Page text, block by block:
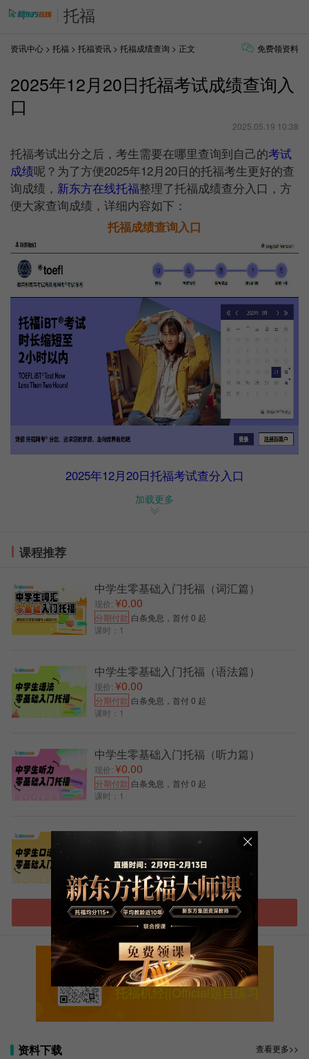
托福
资讯中心 > 托福 > 托福资讯 > 托福成绩查询 > 正文 免费领资料
2025年12月20日托福考试成绩查询入
口
2025.05.19 10:38
托福考试出分之后，考生需要在哪里查询到自己的考试
成绩呢？为了方便2025年12月20日的托福考生更好的查
询成绩， 新东方在线托福整理了托福成绩查分入口，方
便大家查询成绩，详细内容如下：
托福成绩查询入口
2025年12月20日托福考试查分入口
https://toefl.neea.cn/
1、登录教育部托福考试报名网站(https://toefl.neea.cn/)
3、登录页面后，点击左侧“查看成绩”进行托福分数查
询。
加载更多
课程推荐
中学生零基础入门托福（词汇篇）
现价: ¥0.00
分期付款 白条免息，首付 0 起
课时：1
中学生零基础入门托福（语法篇）
现价: ¥0.00
分期付款 白条免息，首付 0 起
课时：1
中学生零基础入门托福（听力篇）
现价: ¥0.00
分期付款 白条免息，首付 0 起
课时：1
中学生零基础入门托福（口语篇）
分期付款白条免息，首付 0 起
课时：1
进入托福选课中心
关注新东方在线托福
托福机经||Official题目练习
资料下载 查看更多>>